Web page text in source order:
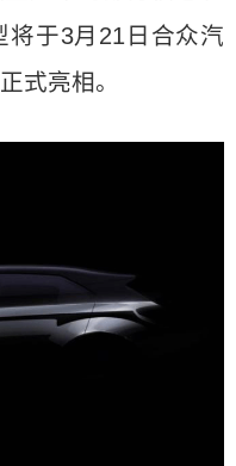
将于3月21日合众汽
式亮相。